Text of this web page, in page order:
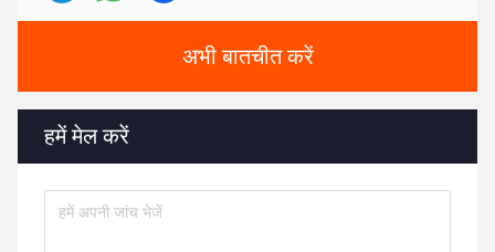
अभी बातचीत करें
हमें मेल करें